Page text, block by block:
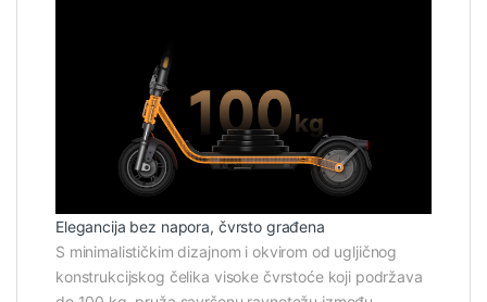
Elegancija bez napora, čvrsto građena
S minimalističkim dizajnom i okvirom od ugljičnog
konstrukcijskog čelika visoke čvrstoće koji podržava